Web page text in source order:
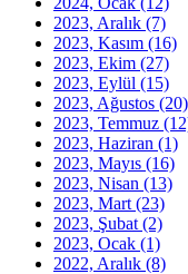
2023, Aralık (7)
2023, Kasım (16)
2023, Ekim (27)
2023, Eylül (15)
2023, Ağustos (20)
2023, Temmuz
2023, Haziran (1)
2023, Mayıs (16)
2023, Nisan (13)
2023, Mart (23)
2023, Şubat (2)
2023, Ocak (1)
2022, Aralık (8)